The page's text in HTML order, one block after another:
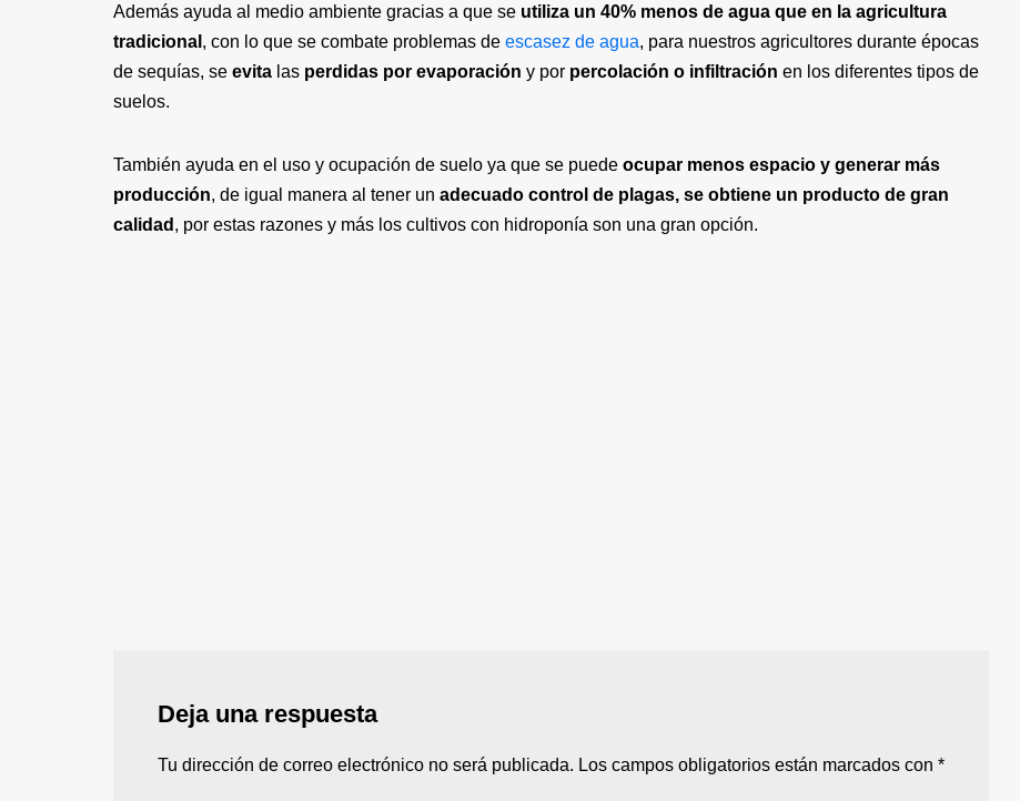
Además ayuda al medio ambiente gracias a que se utiliza un 40% menos de agua que en la agricultura
tradicional , con lo que se combate problemas de escasez de agua, para nuestros agricultores durante épocas
de sequías, se evita las perdidas por evaporación y por percolación o infiltración en los diferentes tipos de
suelos.
También ayuda en el uso y ocupación de suelo ya que se puede ocupar menos espacio y generar más
producción, de igual manera al tener un adecuado control de plagas, se obtiene un producto de gran
calidad , por estas razones y más los cultivos con hidroponía son una gran opción.
Deja una respuesta
Tu dirección de correo electrónico no será publicada. Los campos obligatorios están marcados con *